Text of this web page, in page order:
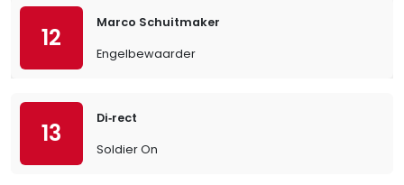
12
Marco Schuitmaker
Engelbewaarder
13
Di‐rect
Soldier On